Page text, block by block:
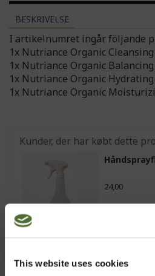
This website uses cookies
BESKRIVELSE
I artikelnumret ingår följande
1x Nutriance Organic Cleansing
1x Nutriance Organic
1x Nutriance Organic
1x Nutriance Organic
Kunder, der har købt dette
24,00